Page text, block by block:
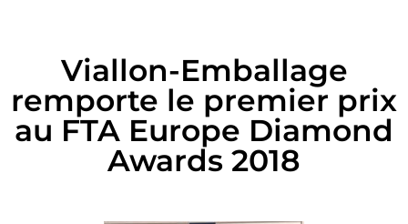
Viallon-Emballage
remporte le premier prix
au FTA Europe Diamond
Awards 2018